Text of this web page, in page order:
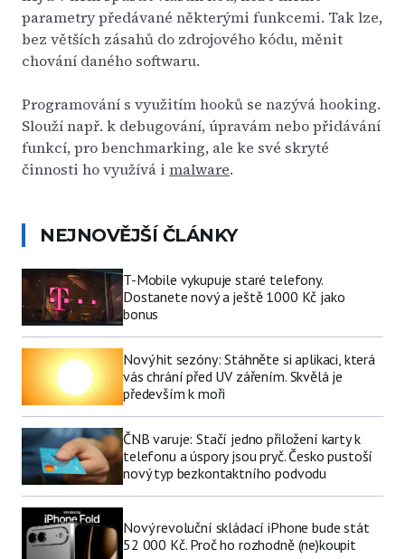
parametry předávané některými funkcemi. Tak lze,
bez větších zásahů do zdrojového kódu, měnit
chování daného softwaru.
Programování s využitím hooků se nazývá hooking.
Slouží např. k debugování, úpravám nebo přidávání
funkcí, pro benchmarking, ale ke své skryté
činnosti ho využívá i malware.
NEJNOVĚJŠÍ ČLÁNKY
T-Mobile vykupuje staré telefony.
Dostanete nový a ještě 1000 Kč jako
bonus
Nový hit sezóny: Stáhněte si aplikaci, která
vás chrání před UV zářením. Skvělá je
především k moři
ČNB varuje: Stačí jedno přiložení karty k
telefonu a úspory jsou pryč. Česko pustoší
nový typ bezkontaktního podvodu
Nový revoluční skládací iPhone bude stát
52 000 Kč. Proč ho rozhodně (ne)koupit